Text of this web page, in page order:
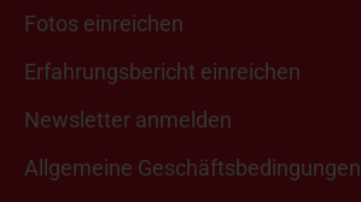
Fotos einreichen
Erfahrungsbericht einreichen
Newsletter anmelden
Allgemeine Geschäftsbedingungen